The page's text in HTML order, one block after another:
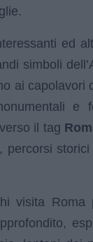
ed
simboli
ai capolavori
e
il tag
percorsi
visita